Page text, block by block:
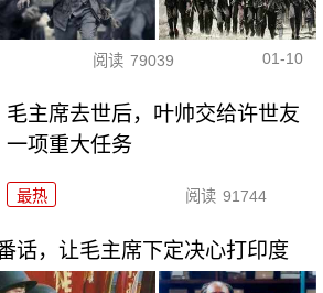
阅读 79039 01-10
毛主席去世后，叶帅交给许世友
一项重大任务
最热 阅读 91744
话，让毛主席下定决心打印度